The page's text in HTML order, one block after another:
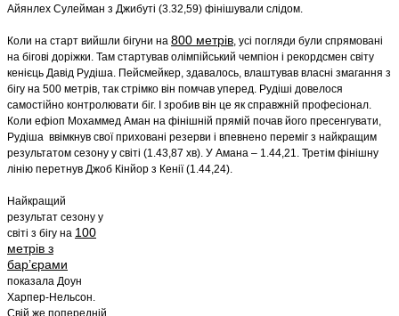
Айянлех Сулейман з Джибуті (3.32,59) фінішували слідом.
Коли на старт вийшли бігуни на 800 метрів , усі погляди були спрямовані
на бігові доріжки. Там стартував олімпійський чемпіон і рекордсмен світу
кенієць Давід Рудіша. Пейсмейкер, здавалось, влаштував власні змагання з
бігу на 500 метрів, так стрімко він помчав уперед. Рудіші довелося
самостійно контролювати біг. І зробив він це як справжній професіонал.
Коли ефіоп Мохаммед Аман на фінішній прямій почав його пресенгувати,
Рудіша ввімкнув свої приховані резерви і впевнено переміг з найкращим
результатом сезону у світі (1.43,87 хв). У Амана – 1.44,21. Третім фінішну
лінію перетнув Джоб Кінйор з Кенії (1.44,24).
Найкращий
результат сезону у
світі з бігу на 100
метрів з
бар’єрами
показала Доун
Харпер-Нельсон.
Свій же попередній